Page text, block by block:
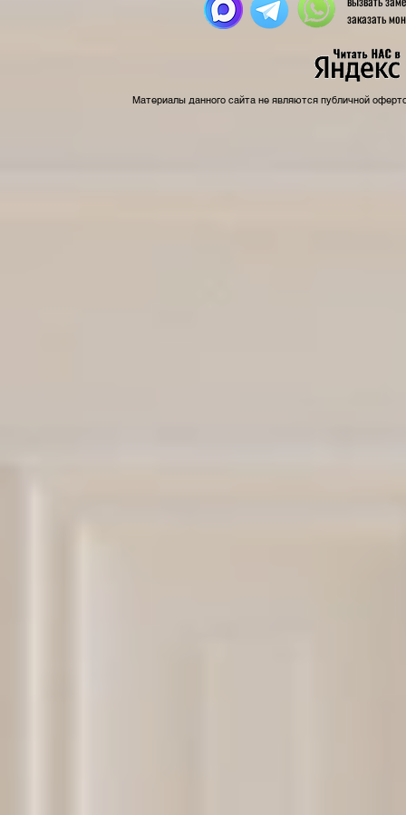
заказать
Материалы данного сайта не являются публичной